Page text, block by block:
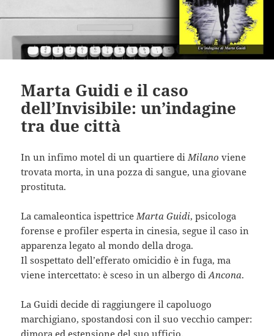
Marta Guidi e il caso
dell’Invisibile: un’indagine
tra due città
In un infimo motel di un quartiere di Milanoviene
trovata morta, in una pozza di sangue, una giovane
prostituta.
La camaleontica ispettrice Marta Guidi, psicologa
forense e profiler esperta in cinesia, segue il caso in
apparenza legato al mondo della droga.
Il sospettato dell’efferato omicidio è in fuga, ma
viene intercettato: è sceso in un albergo diAncona.
La Guidi decide di raggiungere il capoluogo
marchigiano, spostandosi con il suo vecchio camper:
dimora ed estensione del suo ufficio.